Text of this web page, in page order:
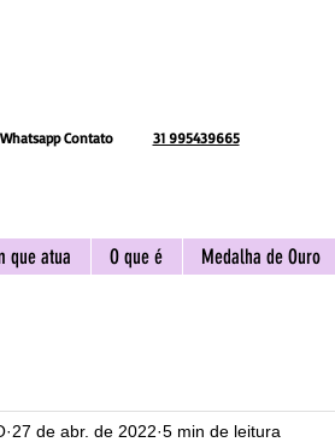
Whatsapp Contato 31 995439665
que atua O que é Medalha de Ouro
27 de abr. de 2022 5 min de leitura